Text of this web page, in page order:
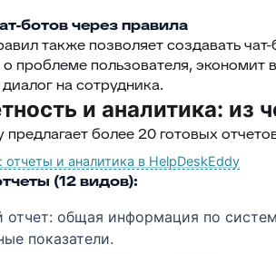
ботов через правила
также позволяет создавать
проблеме пользователя, экономит
на сотрудника.
и аналитика: из
предлагает более 20 готовых
отчеты и аналитика в HelpDeskEddy
(12 видов):
общая информация по
показатели.